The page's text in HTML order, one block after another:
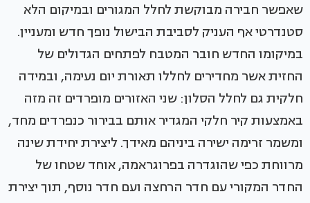
שאפשר חבירה מבוקשת לחלל המגורים ובמיקום הלא
סטנדרטי אף העניק לסביבת הבישול נופך חדש ומעניין.
במיקומו החדש חובר המטבח לפתחים הגדולים של
החזית אשר מחדירים לחללו תאורת יום נעימה, ובמידה
חלקית גם לחלל הסלון: שני האזורים מופרדים זה מזה
באמצעות קיר חלקי המגדיר אותם בבירור כנפרדים מחד,
ומשמר זרימה ישירה ביניהם מאידך. ליצירת יחידת שינה
מרווחת כפי שהוגדרה בפרוגראמה, אוחד שטחו של
החדר המקורי עם חדר הרחצה ועם חדר נוסף, תוך יצירת